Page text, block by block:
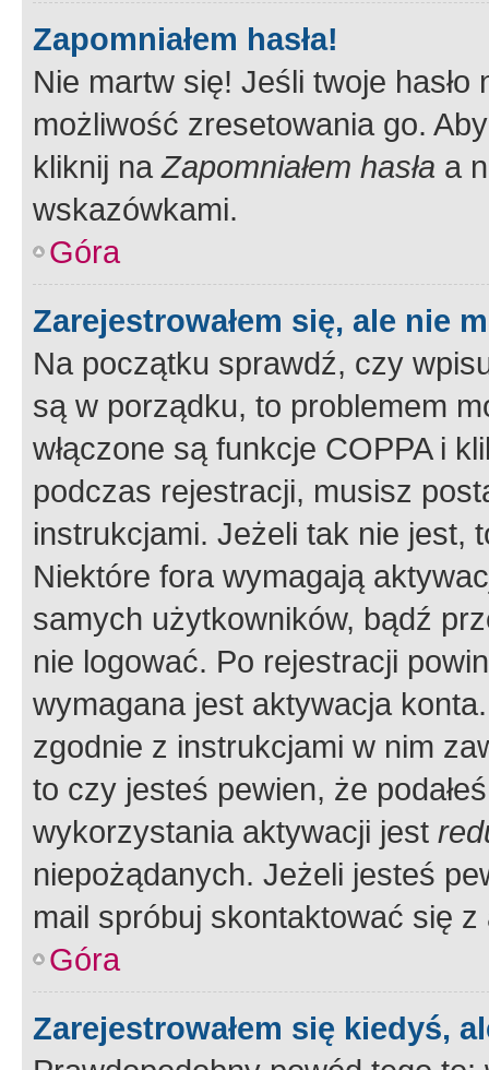
Zapomniałem hasła!
Nie martw się! Jeśli twoje
możliwość zresetowania go.
kliknij naZapomniałem hasła a
wskazówkami.
Góra
Zarejestrowałem się, ale nie
Na początku sprawdź, czy
są w porządku, to problemem
włączone są funkcje COPPA i
podczas rejestracji, musisz
instrukcjami. Jeżeli tak nie jest,
Niektóre fora wymagają
samych użytkowników, bądź
nie logować. Po rejestracji
wymagana jest aktywacja
zgodnie z instrukcjami w nim
to czy jesteś pewien, że
wykorzystania aktywacji jest
niepożądanych. Jeżeli jesteś
mail spróbuj skontaktować się
Góra
Zarejestrowałem się kiedyś,